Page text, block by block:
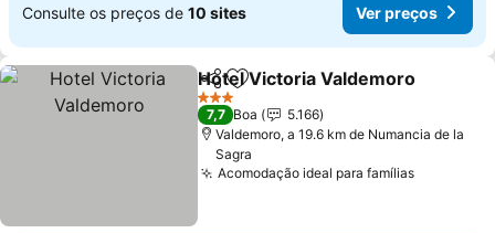
Consulte os preços de 10 sites Ver preços
PartilharAdicionar aos favoritos
Hotel Victoria Valdemoro
3 Estrelas
7,7 Boa
5.166
Valdemoro, a 19.6 km de Numancia de la
Sagra
Acomodação ideal para famílias